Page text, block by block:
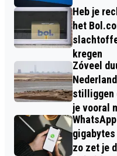
Heb je
het
kregen
Zóveel
stilliggen
je vooral
zo zet je